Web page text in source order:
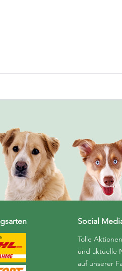
Social
Tolle
und aktuelle
auf unserer